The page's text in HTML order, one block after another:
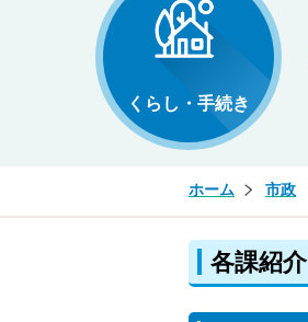
くらし・手続き
ホーム 市政
各課紹介